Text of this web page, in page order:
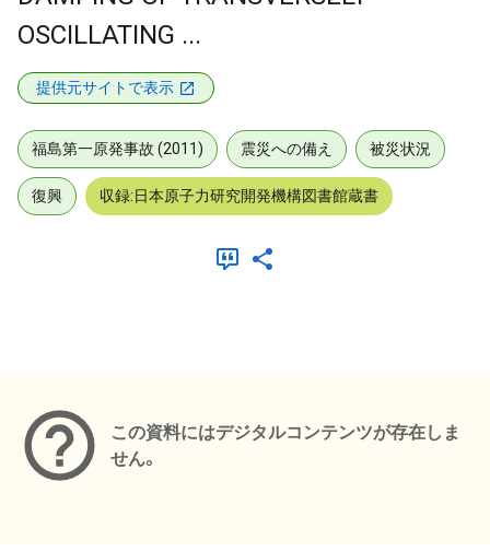
OSCILLATING ...
提供元サイトで表示
福島第一原発事故 (2011) 震災への備え 被災状況
復興 収録:日本原子力研究開発機構図書館蔵書
この資料にはデジタルコンテンツが存在しま
せん。